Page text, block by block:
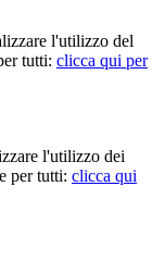
l'utilizzo del
tutti: clicca qui per
l'utilizzo dei
per tutti: clicca qui